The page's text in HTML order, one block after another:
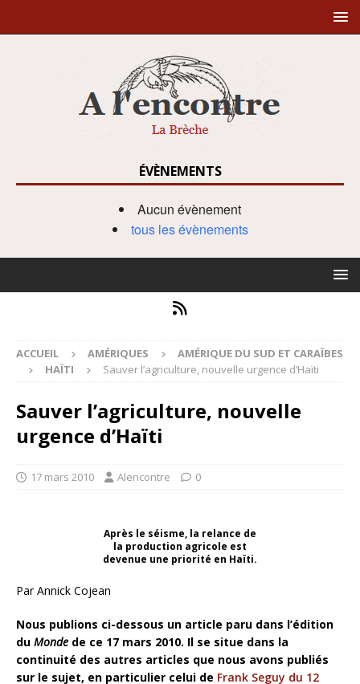
ÉVÈNEMENTS
Aucun évènement
tous les évènements
ACCUEIL AMÉRIQUES
AMÉRIQUE DU SUD ET CARAÏBES
HAÏTI
Sauver l’agriculture, nouvelle urgence d’Haïti
Sauver l’agriculture, nouvelle
urgence d’Haïti
17 mars 2010 Alencontre 0
Après le séisme, la relance de
la production agricole est
devenue une priorité en Haïti.
Par Annick Cojean
Nous publions ci-dessous un article paru dans l’édition
du Monde de ce 17 mars 2010. Il se situe dans la
continuité des autres articles que nous avons publiés
sur le sujet, en particulier celui de Frank Seguy du 12